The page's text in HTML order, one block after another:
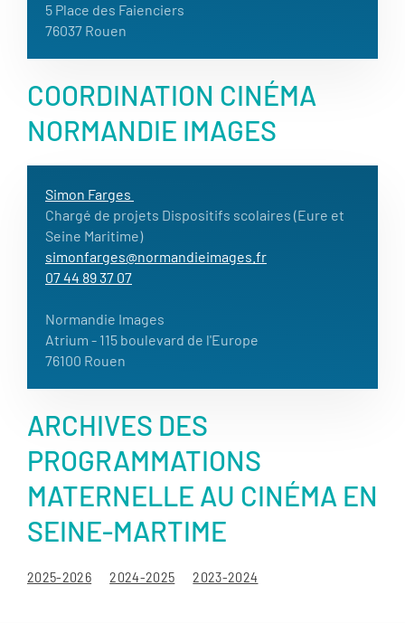
5 Place des Faienciers
76037 Rouen
COORDINATION CINÉMA
NORMANDIE IMAGES
Simon Farges
Chargé de projets Dispositifs scolaires (Eure et
Seine Maritime)
simonfarges@normandieimages.fr
07 44 89 37 07
Normandie Images
Atrium - 115 boulevard de l'Europe
76100 Rouen
ARCHIVES DES
PROGRAMMATIONS
MATERNELLE AU CINÉMA EN
SEINE-MARTIME
2025-2026 2024-2025 2023-2024